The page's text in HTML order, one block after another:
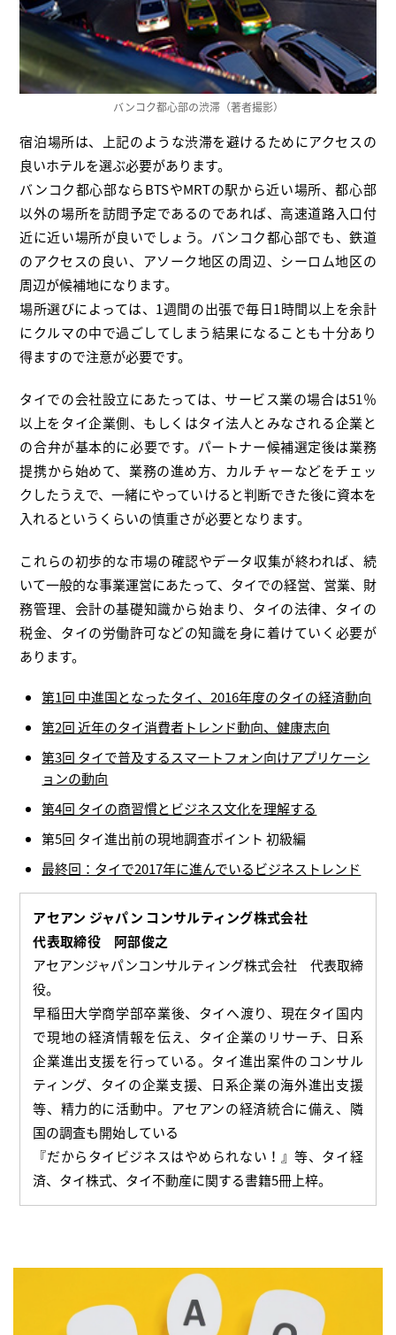
バンコク都心部の渋滞（著者撮影）
宿泊場所は、上記のような渋滞を避けるためにアクセスの
良いホテルを選ぶ必要があります。
バンコク都心部ならBTSやMRTの駅から近い場所、都心部
以外の場所を訪問予定であるのであれば、高速道路入口付
近に近い場所が良いでしょう。バンコク都心部でも、鉄道
のアクセスの良い、アソーク地区の周辺、シーロム地区の
周辺が候補地になります。
場所選びによっては、1週間の出張で毎日1時間以上を余計
にクルマの中で過ごしてしまう結果になることも十分あり
得ますので注意が必要です。
タイでの会社設立にあたっては、サービス業の場合は51％
以上をタイ企業側、もしくはタイ法人とみなされる企業と
の合弁が基本的に必要です。パートナー候補選定後は業務
提携から始めて、業務の進め方、カルチャーなどをチェッ
クしたうえで、一緒にやっていけると判断できた後に資本を
入れるというくらいの慎重さが必要となります。
これらの初歩的な市場の確認やデータ収集が終われば、続
いて一般的な事業運営にあたって、タイでの経営、営業、財
務管理、会計の基礎知識から始まり、タイの法律、タイの
税金、タイの労働許可などの知識を身に着けていく必要が
あります。
第1回 中進国となったタイ、2016年度のタイの経済動向
第2回 近年のタイ消費者トレンド動向、健康志向
第3回 タイで普及するスマートフォン向けアプリケーシ
ョンの動向
第4回 タイの商習慣とビジネス文化を理解する
第5回 タイ進出前の現地調査ポイント 初級編
最終回：タイで2017年に進んでいるビジネストレンド
アセアン ジャパン コンサルティング株式会社
代表取締役 阿部俊之
アセアンジャパンコンサルティング株式会社 代表取締
役。
早稲田大学商学部卒業後、タイへ渡り、現在タイ国内
で現地の経済情報を伝え、タイ企業のリサーチ、日系
企業進出支援を行っている。タイ進出案件のコンサル
ティング、タイの企業支援、日系企業の海外進出支援
等、精力的に活動中。アセアンの経済統合に備え、隣
国の調査も開始している
『だからタイビジネスはやめられない！』等、タイ経
済、タイ株式、タイ不動産に関する書籍5冊上梓。